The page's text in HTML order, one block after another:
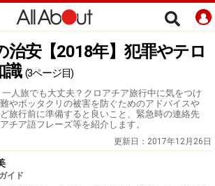
治安【2018年】犯罪やテロ
識 (3ページ目)
人旅でも大丈夫？クロアチア旅行中に気をつけ
やボッタクリの被害を防ぐためのアドバイスや
旅行前に準備すると良いこと、緊急時の連絡先
チア語フレーズ等を紹介します。
更新日： 2017年12月26日
イド